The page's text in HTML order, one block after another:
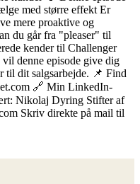
med større effekt Er
mere proaktive og
du går fra "pleaser" til
kender til Challenger
denne episode give dig
til dit salgsarbejde. 📌 Find
🔗 Min LinkedIn-
Nikolaj Dyring Stifter af
Skriv direkte på mail til